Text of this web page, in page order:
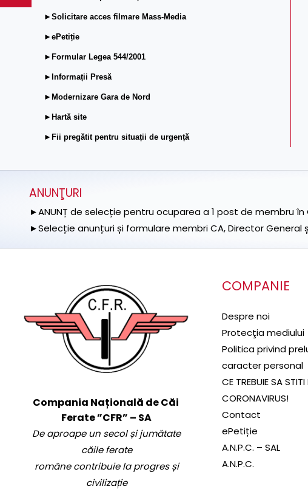
►Solicitare acces filmare Mass-Media
►ePetiție
►Formular Legea 544/2001
►Informații Presă
►Modernizare Gara de Nord
►Hartă site
►Fii pregătit pentru situații de urgență
ANUNŢURI
►ANUNȚ de selecție pentru ocuparea a 1 post de membru în
►Selecție anunțuri și formulare membri CA, Director General
Compania Națională de Căi
Ferate ”CFR” – SA
De aproape un secol și jumătate
căile ferate
române contribuie la progres și
civilizație
COMPANIE
Despre noi
Protecţia mediului
Politica privind
caracter personal
CE TREBUIE SA STITI
CORONAVIRUS!
Contact
ePetiție
A.N.P.C. – SAL
A.N.P.C.